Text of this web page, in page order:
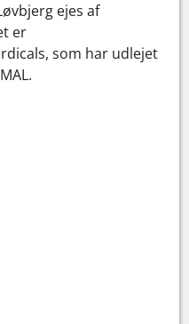
ejes af
er
som har udlejet